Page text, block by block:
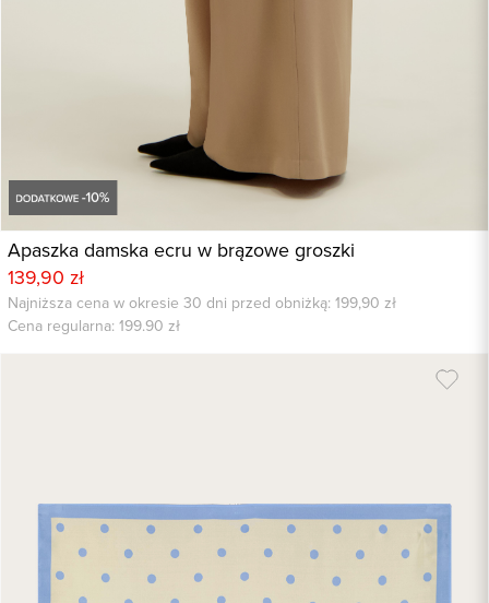
Apaszka damska ecru w brązowe groszki
139,90 zł
Najniższa cena w okresie 30 dni przed obniżką: 199,90 zł
Cena regularna: 199.90 zł